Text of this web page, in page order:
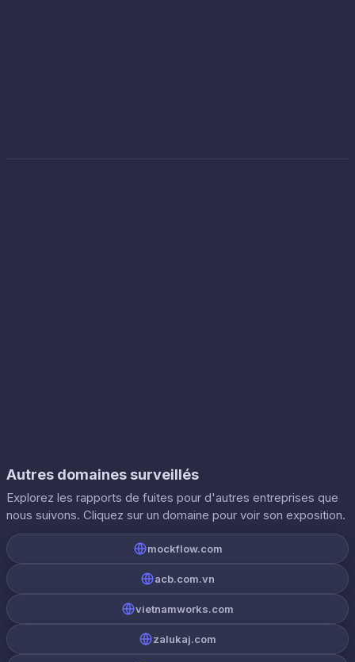
Autres domaines surveillés
Explorez les rapports de fuites pour d'autres entreprises que
nous suivons. Cliquez sur un domaine pour voir son exposition.
mockflow.com
acb.com.vn
vietnamworks.com
zalukaj.com